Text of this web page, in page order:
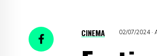
CINEMA 02/07/2024 ·